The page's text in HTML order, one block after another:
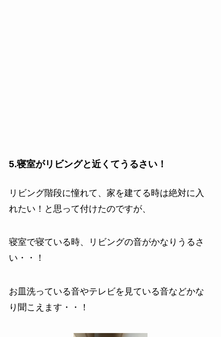
5.寝室がリビングと近くてうるさい！
リビング階段に憧れて、家を建てる時は絶対に入
れたい！と思って付けたのですが、
寝室で寝ている時、リビングの音がかなりうるさ
い・・！
お皿洗っている音やテレビを見ている音などかな
り聞こえます・・！